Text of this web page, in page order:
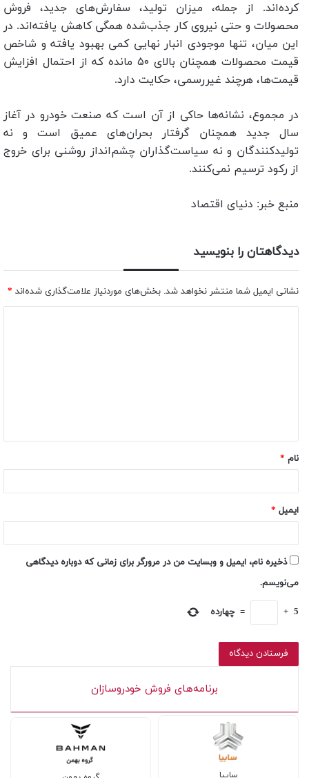
کرده‌اند. از جمله، میزان تولید، سفارش‌های جدید، فروش
محصولات و حتی نیروی کار جذب‌شده همگی کاهش یافته‌اند. در
این میان، تنها موجودی انبار نهایی کمی بهبود یافته و شاخص
قیمت محصولات همچنان بالای ۵۰ مانده که از احتمال افزایش
قیمت‌ها، هرچند غیررسمی، حکایت دارد.
در مجموع، نشانه‌ها حاکی از آن است که صنعت خودرو در آغاز
سال جدید همچنان گرفتار بحران‌های عمیق است و نه
تولیدکنندگان و نه سیاست‌گذاران چشم‌انداز روشنی برای خروج
از رکود ترسیم نمی‌کنند.
منبع خبر: دنیای اقتصاد
دیدگاهتان را بنویسید
نشانی ایمیل شما منتشر نخواهد شد. بخش‌های موردنیاز علامت‌گذاری شده‌اند *
نام *
ایمیل *
ذخیره نام، ایمیل و وبسایت من در مرورگر برای زمانی که دوباره دیدگاهی
می‌نویسم.
5
+
= چهارده
برنامه‌های فروش خودروسازان
سایپا